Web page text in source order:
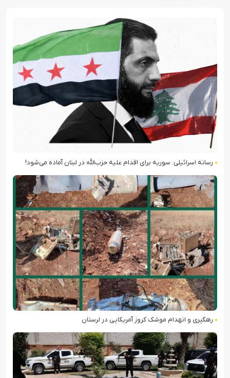
رسانه اسرائیلی: سوریه برای اقدام علیه حزب‌الله در لبنان آماده می‌شود!
رهگیری و انهدام موشک کروز آمریکایی در لرستان